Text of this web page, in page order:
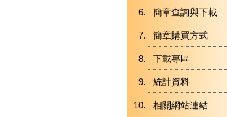
簡章查詢與下載
簡章購買方式
下載專區
統計資料
相關網站連結